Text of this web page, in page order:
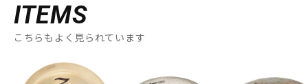
ITEMS
こちらもよく見られています